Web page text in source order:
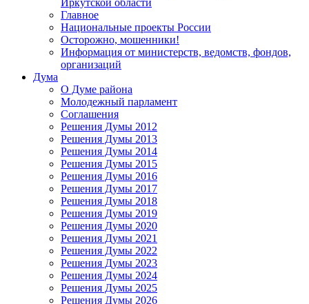
Главное
Национальные проекты России
Осторожно, мошенники!
Информация от министерств, ведомств, фондов,
организаций
Дума
О Думе района
Молодежный парламент
Соглашения
Решения Думы 2012
Решения Думы 2013
Решения Думы 2014
Решения Думы 2015
Решения Думы 2016
Решения Думы 2017
Решения Думы 2018
Решения Думы 2019
Решения Думы 2020
Решения Думы 2021
Решения Думы 2022
Решения Думы 2023
Решения Думы 2024
Решения Думы 2025
Решения Думы 2026